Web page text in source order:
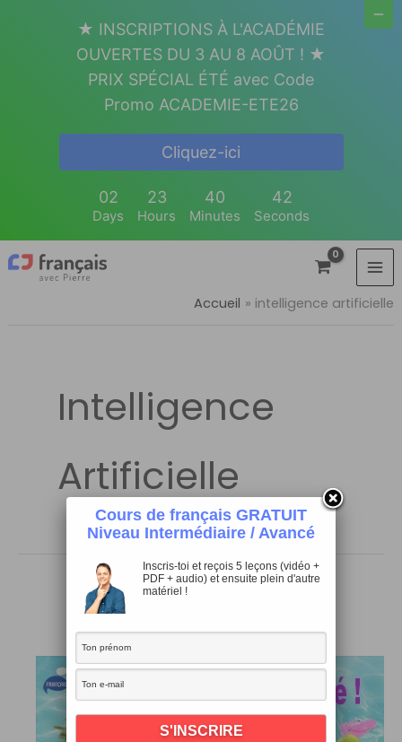
Accueil intelligence artificielle
Intelligence
Artificielle
Cours de français GRATUIT
Niveau Intermédiaire / Avancé
Inscris-toi et reçois 5 leçons (vidéo +
PDF + audio) et ensuite plein d'autre
matériel !
★ INSCRIPTIONS À L'ACADÉMIE
OUVERTES DU 3 AU 8 AOÛT ! ★
PRIX SPÉCIAL ÉTÉ avec Code
Promo ACADEMIE-ETE26
Cliquez-ici
02
Days
23
Hours
40
Minutes
42
Seconds